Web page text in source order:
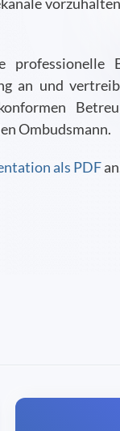
an und
Ombudsmann.
als PDF